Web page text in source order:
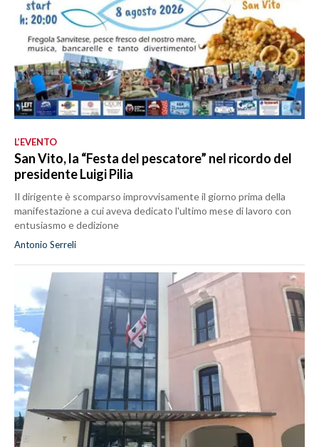
L’EVENTO
San Vito, la “Festa del pescatore” nel ricordo del
presidente Luigi Pilia
Il dirigente è scomparso improvvisamente il giorno prima della
manifestazione a cui aveva dedicato l'ultimo mese di lavoro con
entusiasmo e dedizione
Antonio Serreli